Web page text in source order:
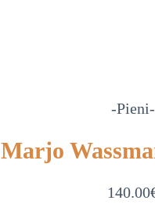
-Pieni-
Marjo
140.00